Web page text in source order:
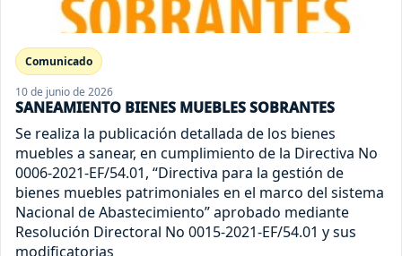
Comunicado
10 de junio de 2026
SANEAMIENTO BIENES MUEBLES SOBRANTES
Se realiza la publicación detallada de los bienes
muebles a sanear, en cumplimiento de la Directiva No
0006-2021-EF/54.01, “Directiva para la gestión de
bienes muebles patrimoniales en el marco del sistema
Nacional de Abastecimiento” aprobado mediante
Resolución Directoral No 0015-2021-EF/54.01 y sus
modificatorias